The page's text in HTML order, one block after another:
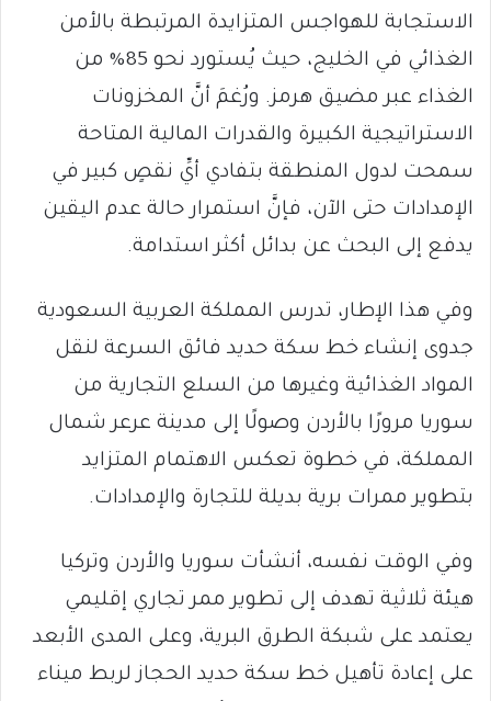
الاستجابة للهواجس المتزايدة المرتبطة بالأمن
الغذائي في الخليج، حيث يُستورد نحو 85% من
الغذاء عبر مضيق هرمز. ورُغمَ أنَّ المخزونات
الاستراتيجية الكبيرة والقدرات المالية المتاحة
سمحت لدول المنطقة بتفادي أيِّ نقصٍ كبير في
الإمدادات حتى الآن، فإنَّ استمرار حالة عدم اليقين
يدفع إلى البحث عن بدائل أكثر استدامة.
وفي هذا الإطار، تدرس المملكة العربية السعودية
جدوى إنشاء خط سكة حديد فائق السرعة لنقل
المواد الغذائية وغيرها من السلع التجارية من
سوريا مرورًا بالأردن وصولًا إلى مدينة عرعر شمال
المملكة، في خطوة تعكس الاهتمام المتزايد
بتطوير ممرات برية بديلة للتجارة والإمدادات.
وفي الوقت نفسه، أنشأت سوريا والأردن وتركيا
هيئة ثلاثية تهدف إلى تطوير ممر تجاري إقليمي
يعتمد على شبكة الطرق البرية، وعلى المدى الأبعد
على إعادة تأهيل خط سكة حديد الحجاز لربط ميناء